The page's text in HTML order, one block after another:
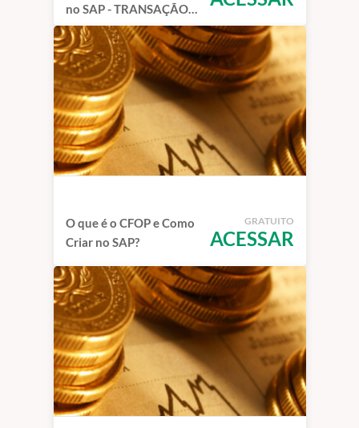
no SAP - TRANSAÇÃO
J1B1N
O que é o CFOP e Como
Criar no SAP?
GRATUITO
ACESSAR